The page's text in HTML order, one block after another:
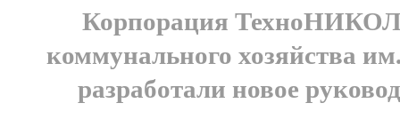
Корпорация
коммунального хозяйства
разработали новое